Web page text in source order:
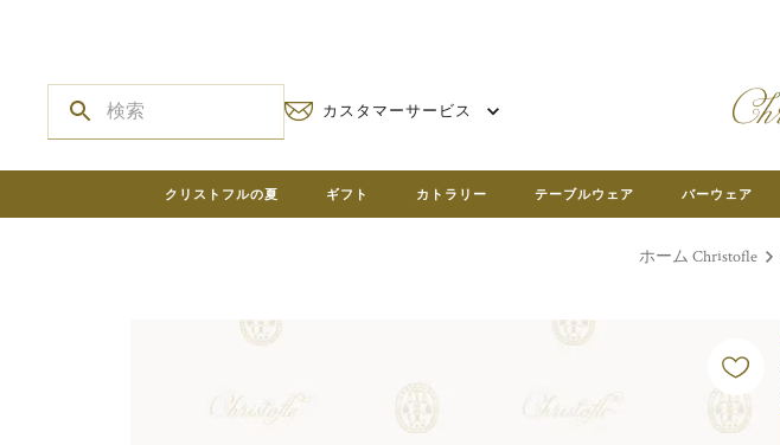
カスタマーサービス
クリストフルの夏 ギフト カトラリー テーブルウェア バーウェア
ホーム Christofle